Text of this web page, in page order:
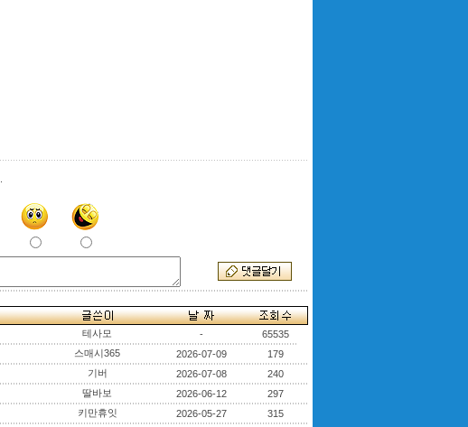
테사모 -
65535
스매시365 2026-07-09
179
기버 2026-07-08
240
딸바보 2026-06-12
297
키만휴잇 2026-05-27
315